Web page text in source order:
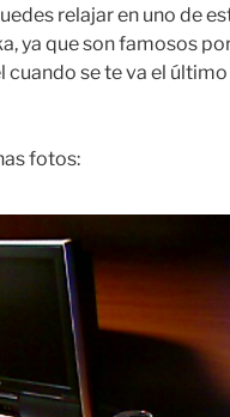
relajar en uno de
ya que son famosos
cuando se te va el
fotos: